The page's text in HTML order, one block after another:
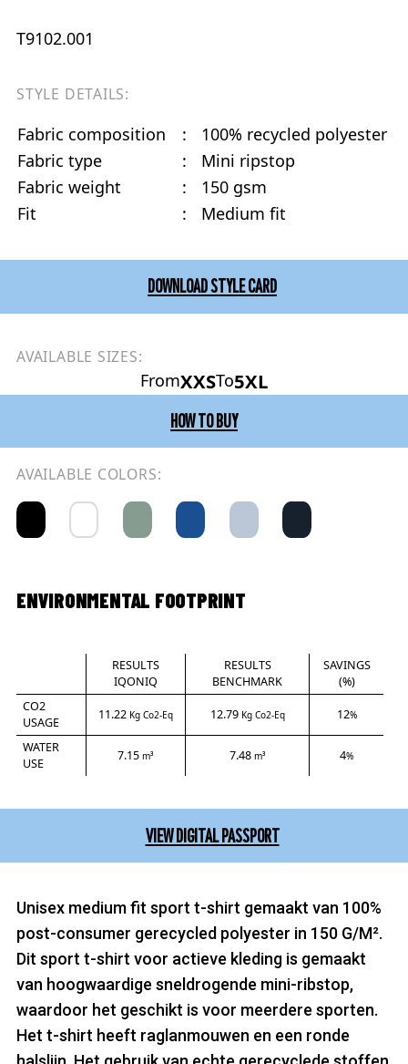
T9102.001
STYLE DETAILS:
Fabric composition :
100% recycled polyester
Fabric type
:
Mini ripstop
Fabric weight
:
150 gsm
Fit
: Medium fit
DOWNLOAD STYLE CARD
AVAILABLE SIZES:
FromXXSTo5XL
HOW TO BUY
AVAILABLE COLORS:
ENVIRONMENTAL FOOTPRINT
RESULTS
IQONIQ
RESULTS
BENCHMARK
SAVINGS
(%)
CO2
USAGE
11.22 Kg Co2-Eq 12.79 Kg Co2-Eq 12%
WATER
USE
7.15 m³ 7.48 m³ 4%
VIEW DIGITAL PASSPORT
Unisex medium fit sport t-shirt gemaakt van 100%
post-consumer gerecycled polyester in 150 G/M².
Dit sport t-shirt voor actieve kleding is gemaakt
van hoogwaardige sneldrogende mini-ribstop,
waardoor het geschikt is voor meerdere sporten.
Het t-shirt heeft raglanmouwen en een ronde